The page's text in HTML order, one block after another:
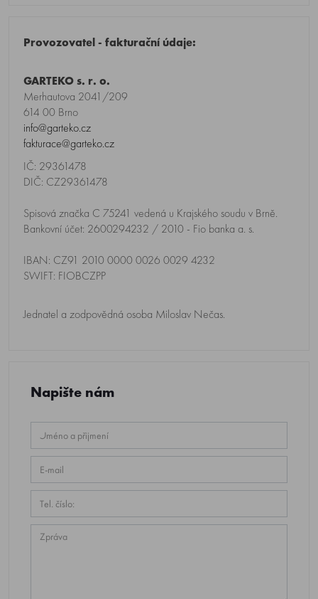
Provozovatel - fakturační údaje:
GARTEKO s. r. o.
Merhautova 2041/209
614 00 Brno
info@garteko.cz
fakturace@garteko.cz
IČ: 29361478
DIČ: CZ29361478
Spisová značka C 75241 vedená u Krajského soudu v Brně.
Bankovní účet: 2600294232 / 2010 - Fio banka a. s.
IBAN: CZ91 2010 0000 0026 0029 4232
SWIFT: FIOBCZPP
Jednatel a zodpovědná osoba Miloslav Nečas.
Napište nám